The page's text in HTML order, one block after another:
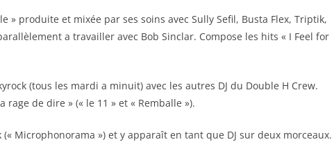
» produite et mixée par ses soins avec Sully Sefil, Busta Flex, Triptik,
a travailler avec Bob Sinclar. Compose les hits « I Feel for
(tous les mardi a minuit) avec les autres DJ du Double H Crew.
rage de dire » (« le 11 » et « Remballe »).
Microphonorama ») et y apparaît en tant que DJ sur deux morceaux.